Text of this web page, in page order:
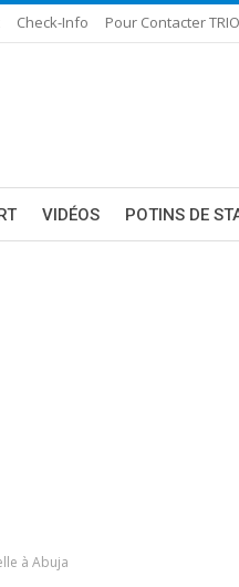
Check-Info Pour Contacter
VIDÉOS POTINS DE
à Abuja